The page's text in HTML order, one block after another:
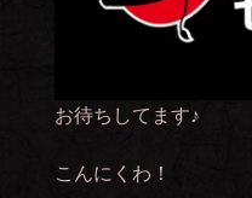
お待ちしてます♪
こんにくわ！